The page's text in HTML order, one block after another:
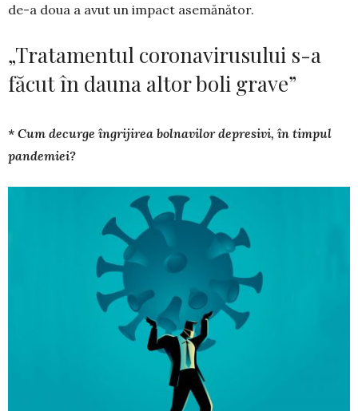
de-a doua a avut un impact asemănător.
„Tratamentul coronavirusului s-a
făcut în dauna altor boli grave”
* Cum decurge îngrijirea bolnavilor depre­sivi, în timpul
pandemiei?